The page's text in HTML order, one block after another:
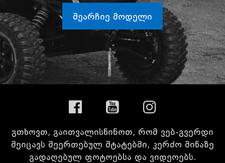
ᲨᲔᲐᲠᲩᲘᲔ ᲛᲝᲓᲔᲚᲘ
გთხოვთ, გაითვალისწინოთ, რომ ვებ-გვერდი
შეიცავს შეერთებულ შტატებში, კერძო მიწაზე
გადაღებულ ფოტოებსა და ვიდეოებს.